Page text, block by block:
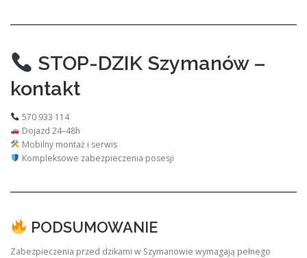
STOP-DZIK Szymanów –
kontakt
570 933 114
Dojazd 24–48h
Mobilny montaż i serwis
Kompleksowe zabezpieczenia posesji
PODSUMOWANIE
Zabezpieczenia przed dzikami w Szymanowie wymagają pełnego